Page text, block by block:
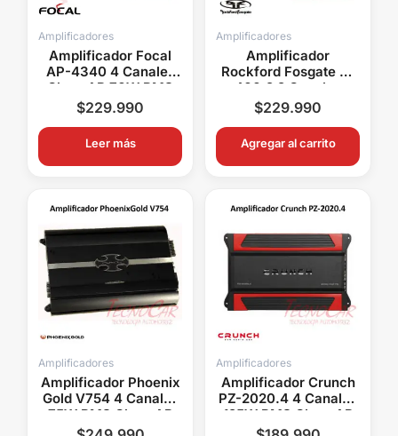
Amplificadores
Amplificador Focal
AP-4340 4 Canales
Clase AB 70W RMS
AFAP4340
$229.990
Leer más
Amplificadores
Amplificador
Rockford Fosgate P-
400.2 2 Canales
100W RMS Clase AB
ARFP400.2
$229.990
Agregar al carrito
Amplificadores
Amplificador Phoenix
Gold V754 4 Canales
75W RMS Clase AB
APG754
Amplificadores
Amplificador Crunch
PZ-2020.4 4 Canales
125W RMS Clase AB
ACRPZ2020